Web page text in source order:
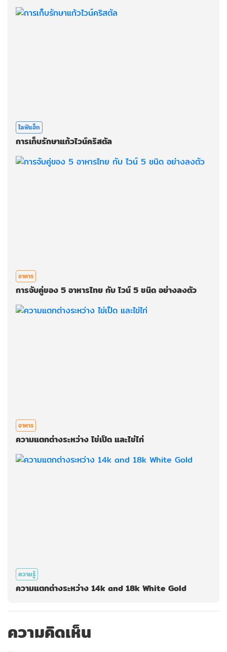
ไลฟ์แฮ็ก
การเก็บรักษาแก้วไวน์คริสตัล
อาหาร
การจับคู่ของ 5 อาหารไทย กับ ไวน์ 5 ชนิด อย่างลงตัว
อาหาร
ความแตกต่างระหว่าง ไข่เป็ด และไข่ไก่
ความรู้
ความแตกต่างระหว่าง 14k and 18k White Gold
ความคิดเห็นกรุณาเข้าสู่ระบบ